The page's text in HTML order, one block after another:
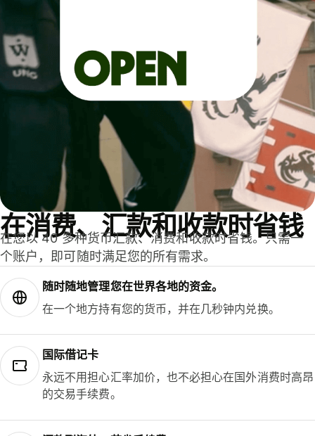
在消费、汇款和收款时省钱
在您以 40 多种货币汇款、消费和收款时省钱。只需一
个账户，即可随时满足您的所有需求。
随时随地管理您在世界各地的资金。
在一个地方持有您的货币，并在几秒钟内兑换。
国际借记卡
永远不用担心汇率加价，也不必担心在国外消费时高昂
的交易手续费。